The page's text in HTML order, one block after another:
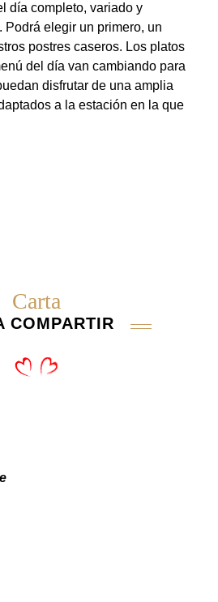
día completo, variado y
elegir un primero, un
postres caseros. Los platos
del día van cambiando para
disfrutar de una amplia
a la estación en la que
Carta
COMPARTIR